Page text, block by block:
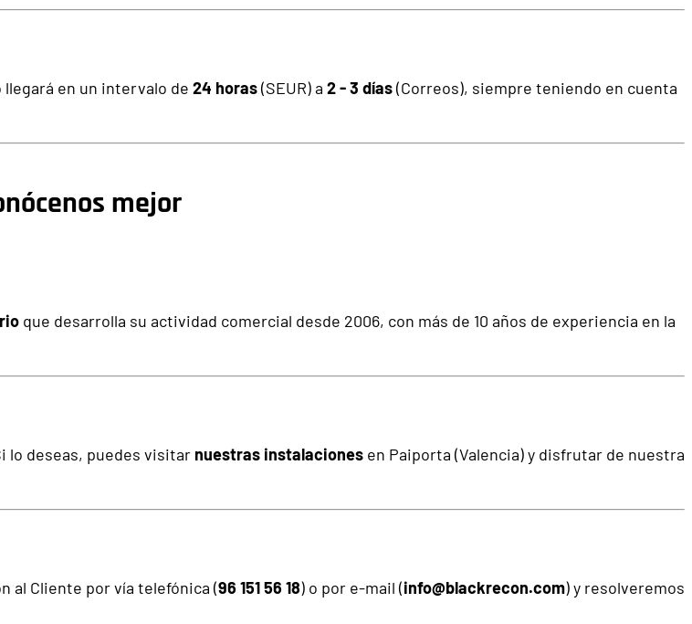
en un intervalo de 24 horas(SEUR) a 2 - 3 días(Correos), siempre teniendo en cuenta
mejor
que desarrolla su actividad comercial desde 2006, con más de 10 años de experiencia en la
lo deseas, puedes visitar nuestras instalaciones en Paiporta (Valencia) y disfrutar de nuestra
al Cliente por vía telefónica (96 151 56 18) o por e-mail (info@blackrecon.com) y resolveremos